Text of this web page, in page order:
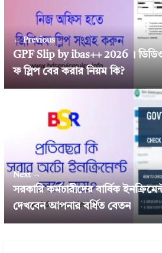
← Previous
GPF Slip by ibas++ 2026 ।
ফ স্লিপ বের করার নিয়ম কি?
Next →
সরকারি কর্মচারীদের বার্ষিক
দেখবেন আপনার বর্ধিত বেতন